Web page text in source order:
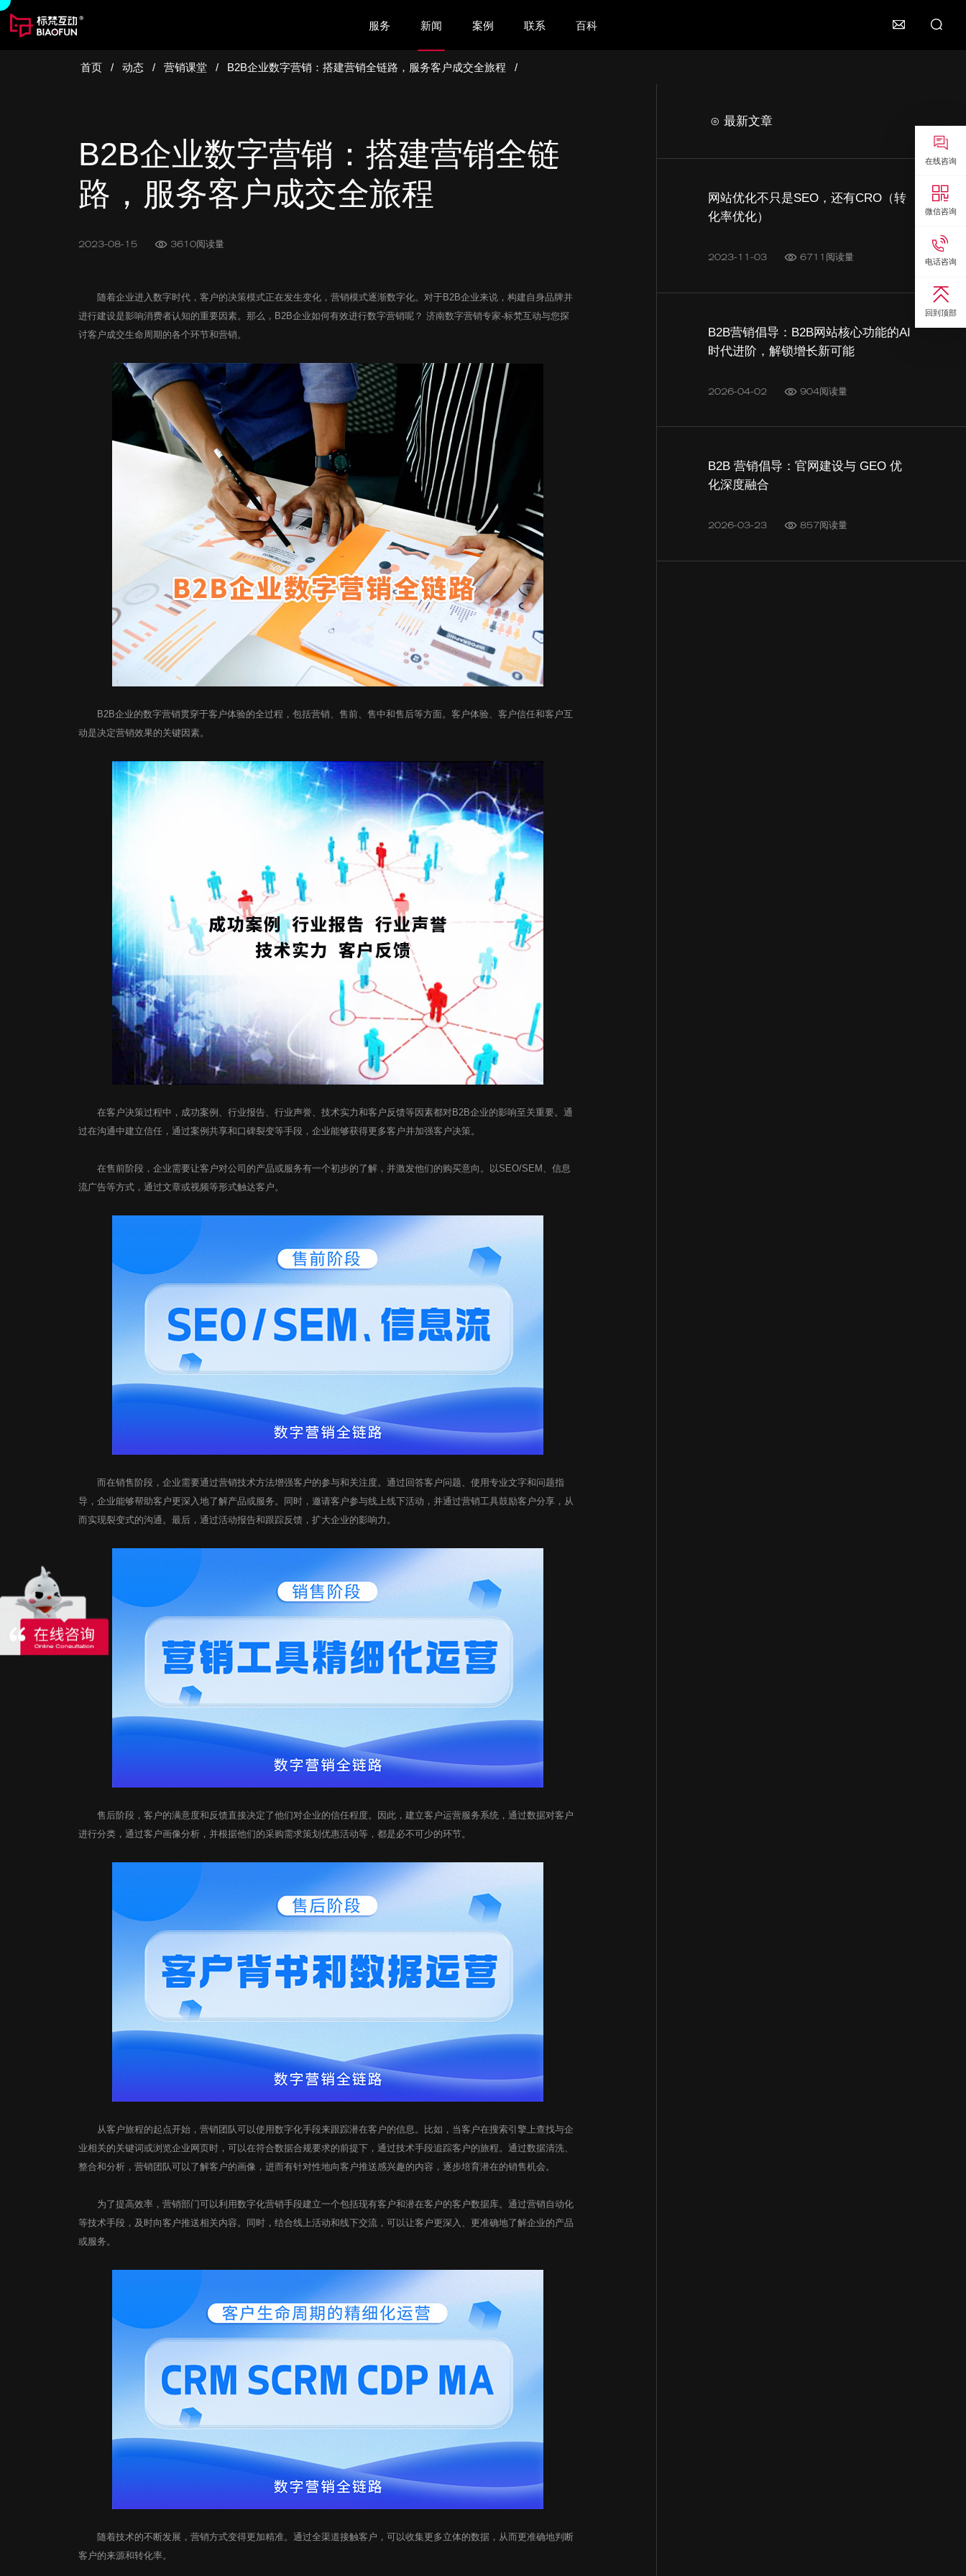
服务 新闻 案例 联系 百科 
意见反馈
发送验证码

在线咨询

微信咨询

电话咨询

回到顶部
首页 / 动态 / 营销课堂 / B2B企业数字营销：搭建营销全链路，服务客户成交全旅程 /
B2B企业数字营销：搭建营销全链
路，服务客户成交全旅程
2023-08-15 3610阅读量
随着企业进入数字时代，客户的决策模式正在发生变化，营销模式逐渐数字化。对于B2B企业来说，构建自身品牌并
进行建设是影响消费者认知的重要因素。那么，B2B企业如何有效进行数字营销呢？济南数字营销专家-标梵互动与您探
讨客户成交生命周期的各个环节和营销。
B2B企业的数字营销贯穿于客户体验的全过程，包括营销、售前、售中和售后等方面。客户体验、客户信任和客户互
动是决定营销效果的关键因素。
在客户决策过程中，成功案例、行业报告、行业声誉、技术实力和客户反馈等因素都对B2B企业的影响至关重要。通
过在沟通中建立信任，通过案例共享和口碑裂变等手段，企业能够获得更多客户并加强客户决策。
在售前阶段，企业需要让客户对公司的产品或服务有一个初步的了解，并激发他们的购买意向。以SEO/SEM、信息
流广告等方式，通过文章或视频等形式触达客户。
而在销售阶段，企业需要通过营销技术方法增强客户的参与和关注度。通过回答客户问题、使用专业文字和问题指
导，企业能够帮助客户更深入地了解产品或服务。同时，邀请客户参与线上线下活动，并通过营销工具鼓励客户分享，从
而实现裂变式的沟通。最后，通过活动报告和跟踪反馈，扩大企业的影响力。
售后阶段，客户的满意度和反馈直接决定了他们对企业的信任程度。因此，建立客户运营服务系统，通过数据对客户
进行分类，通过客户画像分析，并根据他们的采购需求策划优惠活动等，都是必不可少的环节。
从客户旅程的起点开始，营销团队可以使用数字化手段来跟踪潜在客户的信息。比如，当客户在搜索引擎上查找与企
业相关的关键词或浏览企业网页时，可以在符合数据合规要求的前提下，通过技术手段追踪客户的旅程。通过数据清洗、
整合和分析，营销团队可以了解客户的画像，进而有针对性地向客户推送感兴趣的内容，逐步培育潜在的销售机会。
为了提高效率，营销部门可以利用数字化营销手段建立一个包括现有客户和潜在客户的客户数据库。通过营销自动化
等技术手段，及时向客户推送相关内容。同时，结合线上活动和线下交流，可以让客户更深入、更准确地了解企业的产品
或服务。
随着技术的不断发展，营销方式变得更加精准。通过全渠道接触客户，可以收集更多立体的数据，从而更准确地判断
客户的来源和转化率。
⊙ 最新文章
网站优化不只是SEO，还有CRO（转
化率优化）
2023-11-03 6711阅读量
B2B营销倡导：B2B网站核心功能的AI
时代进阶，解锁增长新可能
2026-04-02 904阅读量
B2B 营销倡导：官网建设与 GEO 优
化深度融合
2026-03-23 857阅读量